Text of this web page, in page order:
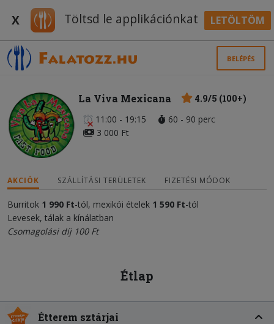
X Töltsd le applikációnkat LETÖLTÖM
BELÉPÉS
La Viva Mexicana
4.9/5 (100+)
11:00 - 19:15
60 - 90 perc
3 000 Ft
AKCIÓK SZÁLLÍTÁSI TERÜLETEK FIZETÉSI MÓDOK
Burritok 1 990 Ft-tól, mexikói ételek 1 590 Ft-tól
Levesek, tálak a kínálatban
Csomagolási díj 100 Ft
Étlap
Étterem sztárjai